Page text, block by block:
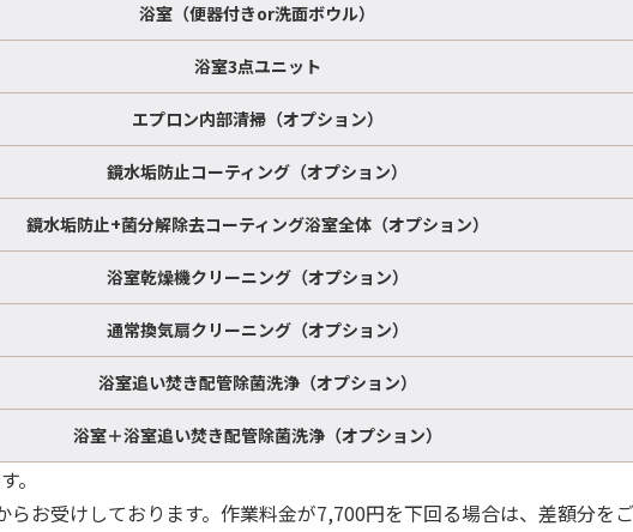
浴室（便器付きor洗面ボウル）
浴室3点ユニット
エプロン内部清掃（オプション）
鏡水垢防止コーティング（オプション）
鏡水垢防止+菌分解除去コーティング浴室全体（オプション）
浴室乾燥機クリーニング（オプション）
通常換気扇クリーニング（オプション）
浴室追い焚き配管除菌洗浄（オプション）
浴室＋浴室追い焚き配管除菌洗浄（オプション）
。
お受けしております。作業料金が7,700円を下回る場合は、差額分を